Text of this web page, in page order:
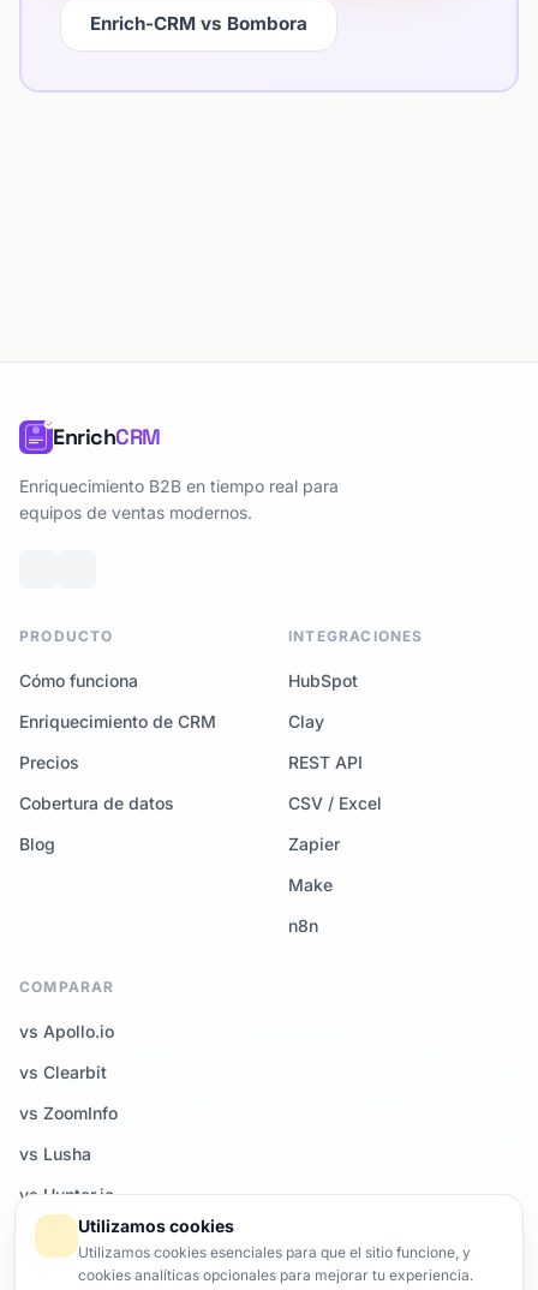
Enrich-CRM vs Bombora
EnrichCRM
Enriquecimiento B2B en tiempo real para
equipos de ventas modernos.
PRODUCTO
Cómo funciona
Enriquecimiento de CRM
Precios
Cobertura de datos
Blog
INTEGRACIONES
HubSpot
Clay
REST API
CSV / Excel
Zapier
Make
n8n
COMPARAR
vs Apollo.io
vs Clearbit
vs ZoomInfo
vs Lusha
vs Hunter.io
Todas las comparativas →
Utilizamos cookies
Utilizamos cookies esenciales para que el sitio funcione, y
cookies analíticas opcionales para mejorar tu experiencia.